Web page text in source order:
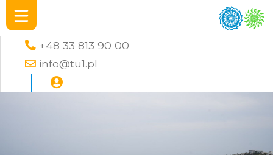
+48 33 813 90 00
info@tu1.pl